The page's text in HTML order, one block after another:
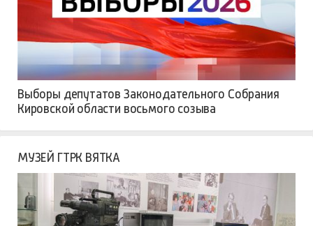
Выборы депутатов Законодательного Собрания
Кировской области восьмого созыва
МУЗЕЙ ГТРК ВЯТКА